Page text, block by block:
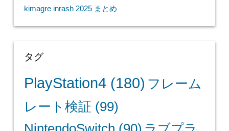
kimagre inrash 2025 まとめ
タグ
PlayStation4(180) フレーム
レート検証 (99)